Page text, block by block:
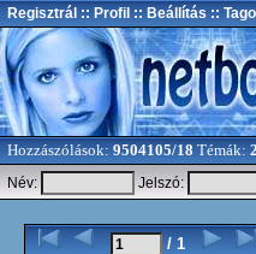
Regisztrál :: Profil :: Beállítás ::
Hozzászólások: 9504105/18 Témák:
Név: Jelszó:
/ 1